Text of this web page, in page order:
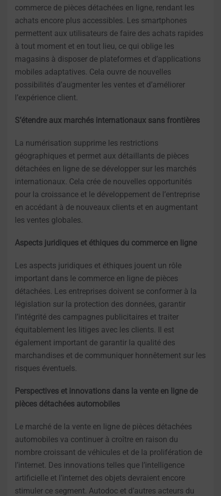
commerce de pièces détachées en ligne, rendant les
achats encore plus accessibles. Les smartphones
permettent aux utilisateurs de faire des achats rapides
à tout moment et en tout lieu, ce qui oblige les
magasins à disposer de plateformes et d’applications
mobiles adaptatives. Cela ouvre de nouvelles
possibilités d’augmenter les ventes et d’améliorer
l’expérience client.
S’étendre aux marchés internationaux sans frontières
La numérisation supprime les restrictions
géographiques et permet aux détaillants de pièces
détachées en ligne de se développer sur les marchés
internationaux. Cela crée de nouvelles opportunités
pour la croissance et le développement de l’entreprise
en accédant à de nouveaux clients et en augmentant
les ventes globales.
Aspects juridiques et éthiques du commerce en ligne
Les aspects juridiques et éthiques jouent un rôle
important dans le commerce en ligne de pièces
détachées. Les entreprises doivent se conformer à la
législation sur la protection des données, garantir
l’intégrité des campagnes publicitaires et traiter
équitablement les litiges avec les clients. Il est
également important de garantir la qualité des
marchandises et de communiquer honnêtement sur les
risques éventuels.
Perspectives et innovations dans la vente en ligne de
pièces détachées automobiles
Le marché de la vente en ligne de pièces détachées
automobiles va continuer à croître en raison du
nombre croissant de véhicules et de la prolifération de
l’internet. Des innovations telles que l’intelligence
artificielle et l’internet des objets devraient encore
stimuler ce segment. Autodoc et d’autres acteurs du